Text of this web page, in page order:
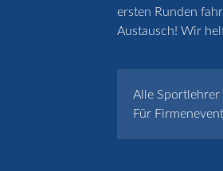
ersten Runden
Austausch! Wir
Alle Sportlehrer
Für